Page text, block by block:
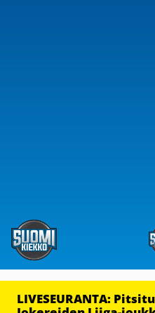
LIVESEURANTA: